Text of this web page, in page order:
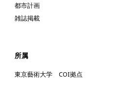
都市計画
雑誌掲載
所属
東京藝術大学 COI拠点